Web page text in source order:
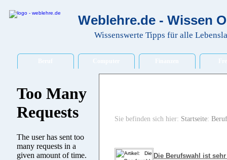
Weblehre.de - Wissen
Wissenswerte Tipps für alle
Sie befinden sich hier: Startseite: Beruf
Die Berufswahl ist